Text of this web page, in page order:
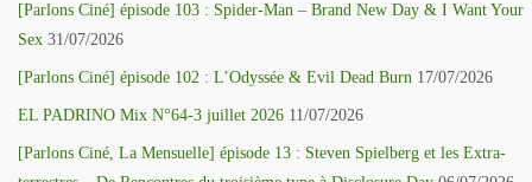
[Parlons Ciné] épisode 103 : Spider-Man – Brand New Day & I Want Your
Sex 31/07/2026
[Parlons Ciné] épisode 102 : L’Odyssée & Evil Dead Burn 17/07/2026
EL PADRINO Mix N°64-3 juillet 2026 11/07/2026
[Parlons Ciné, La Mensuelle] épisode 13 : Steven Spielberg et les Extra-